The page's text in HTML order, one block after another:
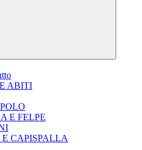
ABITI
E FELPE
CAPISPALLA